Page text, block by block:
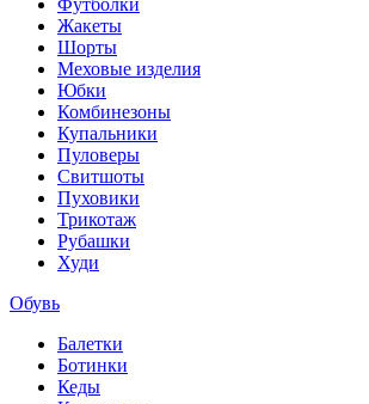
Футболки
Жакеты
Шорты
Меховые изделия
Юбки
Комбинезоны
Купальники
Пуловеры
Свитшоты
Пуховики
Трикотаж
Рубашки
Худи
Обувь
Балетки
Ботинки
Кеды